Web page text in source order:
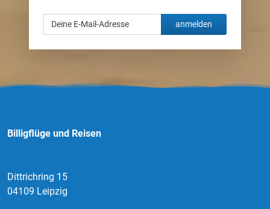
anmelden
Billigflüge und Reisen
Dittrichring 15
04109 Leipzig